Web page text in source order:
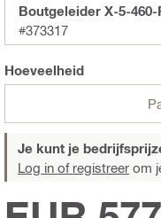
Boutgeleider X-5-460-
#373317
Hoeveelheid
Je kunt je
Log in of registreer om